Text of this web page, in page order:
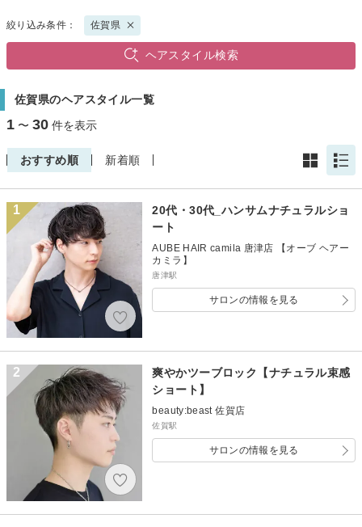
絞り込み条件： 佐賀県
ヘアスタイル検索
佐賀県のヘアスタイル一覧
1 〜 30 件を表示
おすすめ順 新着順
1
20代・30代_ハンサムナチュラルショ
ート
AUBE HAIR camila 唐津店 【オーブ ヘアー
カミラ】
唐津駅
サロンの情報を見る
2
爽やかツーブロック【ナチュラル束感
ショート】
beauty:beast 佐賀店
佐賀駅
サロンの情報を見る